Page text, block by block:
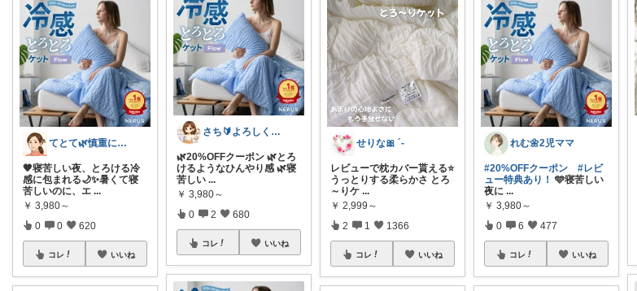
てとて🌿慎重に選ぶ派🧺💚
🧡寝苦しい夜、とろける冷
感に包まれる🌙✨暑くて寝
苦しいのに、エ ...
￥ 3,980～
0 0 620
コレ いいね
さち🔰よろしくお願いします💗
🌿20%OFFクーポン 🌿とろ
けるようなひんやり感 🌿寝
苦しい ...
￥ 3,980～
0 2 680
コレ いいね
せりな🎀 ´-
レビューで枕カバー貰える⭐️
うっとりする柔らかさ とろ
～りケ ...
￥ 2,999～
2 1 1366
コレ いいね
れむ🌼2児ママ
#20%OFFクーポン
#レビ
ュー特典あり！ 🩵寝苦しい
夜に ...
￥ 3,980～
0 6 477
コレ いいね